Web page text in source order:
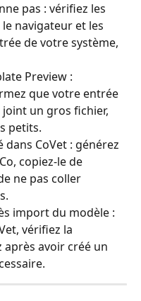
pas : vérifiez les
navigateur et les
de votre système,
Preview :
que votre entrée
joint un gros fichier,
petits.
dans CoVet : générez
copiez-le de
ne pas coller
import du modèle :
vérifiez la
avoir créé un